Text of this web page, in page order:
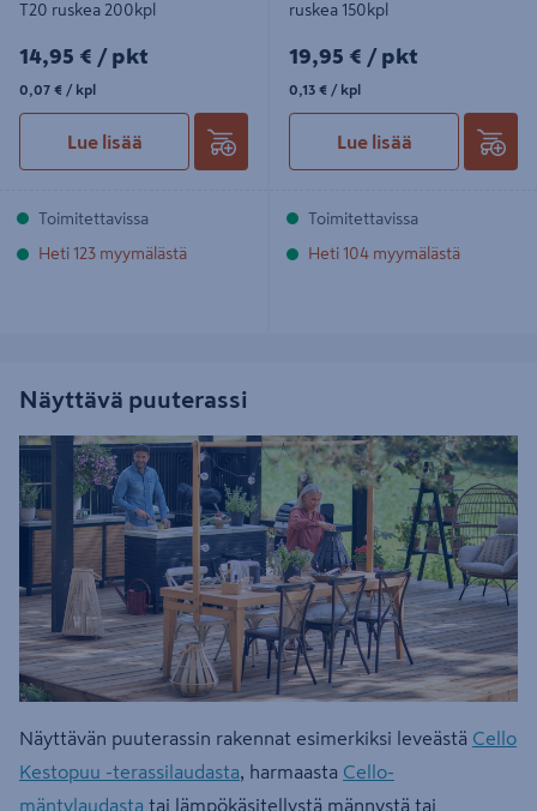
T20 ruskea 200kpl
14,95€/pkt
14,95 € / pkt
0,07€/kpl
0,07 € / kpl
Lue lisää
Toimitettavissa
Heti 123 myymälästä
ruskea 150kpl
19,95€/pkt
19,95 € / pkt
0,13€/kpl
0,13 € / kpl
Lue lisää
Toimitettavissa
Heti 104 myymälästä
Näyttävä puuterassi
Näyttävän puuterassin rakennat esimerkiksi leveästä Cello
Kestopuu -terassilaudasta, harmaasta Cello-
mäntylaudasta tai lämpökäsitellystä männystä tai